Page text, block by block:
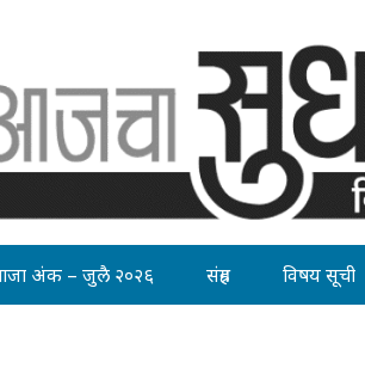
अंक – जुलै २०२६ संग्रह विषय सूची